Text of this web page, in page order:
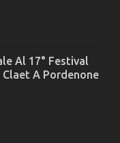
Al 17° Festival
A Pordenone